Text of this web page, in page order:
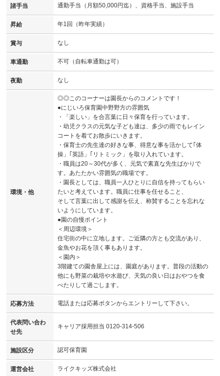
諸手当 通勤手当（月額50,000円迄）、資格手当、施設手当
昇給 年1回（昨年実績）
賞与 なし
車通勤 不可（自転車通勤は可）
夜勤 なし
環境・他
◎◎このコーナーは園長からのコメントです！
●にじいろ保育園中野野方の雰囲気
・「楽しい」を合言葉に日々保育を行っています。
・幼児クラスの元気な子ども達は、多少の雨でもレイン
コートを着てお散歩にいきます。
・保育士の先生達の好きな事、得意な事を活かして｢体
操」｢英語」｢リトミック」を取り入れています。
・職員は20～30代が多く、元気で素直な先生ばかりで
す。あたたかい雰囲気の職場です。
・園長としては、職員一人ひとりに自信を持ってもらい
たいと考えています。職員に仕事を任せること、
そして言葉に出して感謝を伝え、称賛することを忘れな
いようにしています。
●園の自慢ポイント
＜周辺環境＞
住宅街の中に立地します。ご近隣の方とも交流があり、
金魚やお花を頂く事もあります。
＜園内＞
3階建ての園舎屋上には、園庭があります。普段の活動の
他にも野菜の栽培や水遊び、天気の良い日はおやつを食
べたりして過ごします。
応募方法 電話または応募ボタンからエントリーして下さい。
代表問い合わ
せ先
キャリア採用担当 0120-314-506
施設区分 認可保育園
運営会社 ライクキッズ株式会社